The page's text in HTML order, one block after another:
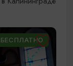
БЕСПЛАТНО